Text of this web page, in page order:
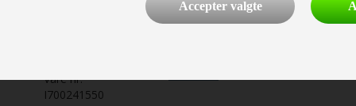
Vare nr.
I700241550
Accepter valgte